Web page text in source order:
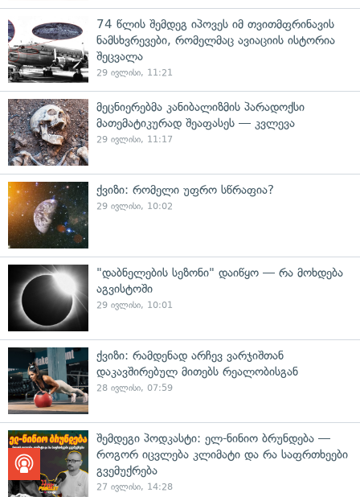
74 წლის შემდეგ იპოვეს იმ თვითმფრინავის
ნამსხვრევები, რომელმაც ავიაციის ისტორია
შეცვალა
29 ივლისი, 11:21
მეცნიერებმა კანიბალიზმის პარადოქსი
მათემატიკურად შეაფასეს — კვლევა
29 ივლისი, 11:17
ქვიზი: რომელი უფრო სწრაფია?
29 ივლისი, 10:02
"დაბნელების სეზონი" დაიწყო — რა მოხდება
აგვისტოში
29 ივლისი, 10:01
ქვიზი: რამდენად არჩევ ვარჯიშთან
დაკავშირებულ მითებს რეალობისგან
28 ივლისი, 07:59
შემდეგი პოდკასტი: ელ-ნინიო ბრუნდება —
როგორ იცვლება კლიმატი და რა საფრთხეები
გვემუქრება
27 ივლისი, 14:28